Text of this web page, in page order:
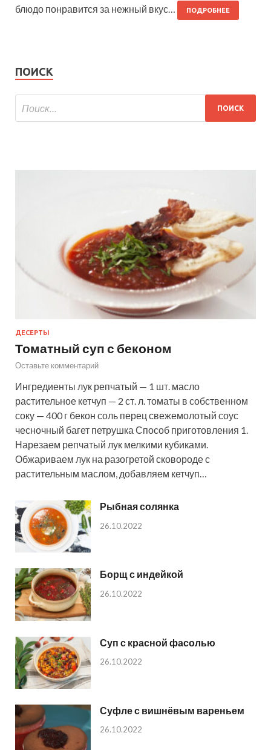
блюдо понравится за нежный вкус…
ПОДРОБНЕЕ
ПОИСК
ДЕСЕРТЫ
Томатный суп с беконом
Оставьте комментарий
Ингредиенты лук репчатый — 1 шт. масло
растительное кетчуп — 2 ст. л. томаты в собственном
соку — 400 г бекон соль перец свежемолотый соус
чесночный багет петрушка Способ приготовления 1.
Нарезаем репчатый лук мелкими кубиками.
Обжариваем лук на разогретой сковороде с
растительным маслом, добавляем кетчуп…
Рыбная солянка
26.10.2022
Борщ с индейкой
26.10.2022
Суп с красной фасолью
26.10.2022
Суфле с вишнёвым вареньем
26.10.2022